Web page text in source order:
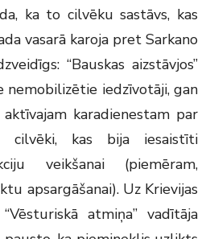
ka to cilvēku sastāvs, kas
vasarā karoja pret Sarkano
“Bauskas aizstāvjos”
iedzīvotāji, gan
karadienestam par
cilvēki, kas bija iesaistīti
veikšanai (piemēram,
apsargāšanai). Uz Krievijas
atmiņa” vadītāja